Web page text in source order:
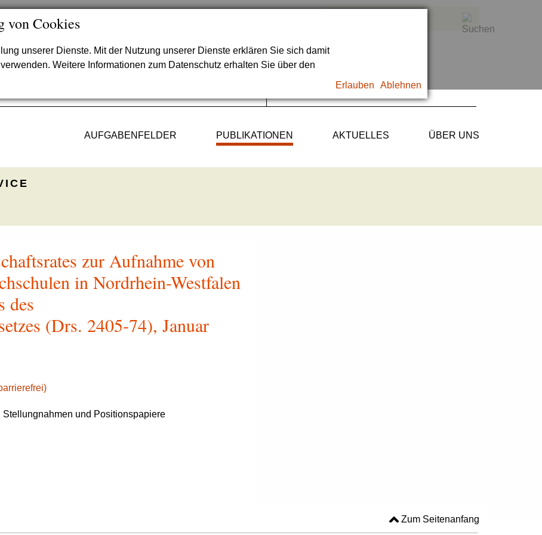
von Cookies
unserer Dienste. Mit der Nutzung unserer Dienste erklären Sie sich damit
Weitere Informationen zum Datenschutz erhalten Sie über den
Erlauben Ablehnen
AUFGABENFELDER PUBLIKATIONEN AKTUELLES ÜBER UNS
zur Aufnahme von
in Nordrhein-Westfalen
des
(Drs. 2405-74), Januar
Stellungnahmen und Positionspapiere
Zum Seitenanfang